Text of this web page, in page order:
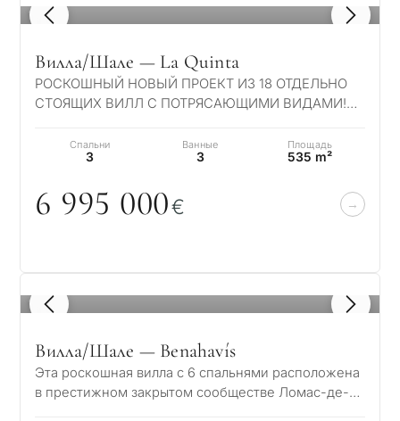
1 / 8
Вилла/Шале — La Quinta
РОСКОШНЫЙ НОВЫЙ ПРОЕКТ ИЗ 18 ОТДЕЛЬНО
СТОЯЩИХ ВИЛЛ С ПОТРЯСАЮЩИМИ ВИДАМИ!
устойчивых вилл р…
Спальни
3
Ванные
3
Площадь
535 m²
6 995 000€
1 / 8
Вилла/Шале — Benahavís
Эта роскошная вилла с 6 спальнями расположена
в престижном закрытом сообществе Ломас-де-